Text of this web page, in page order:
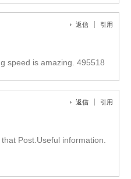
返信 引用
speed is amazing. 495518
返信 引用
Post.Useful information.